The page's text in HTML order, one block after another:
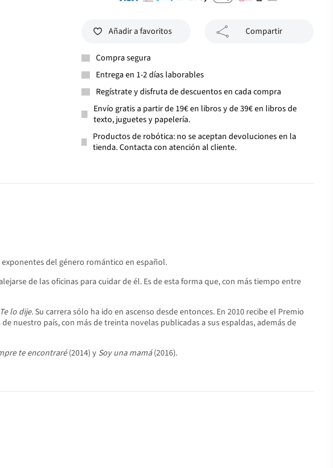
Añadir a favoritos Compartir
Compra segura
Entrega en 1-2 días laborables
Regístrate y disfruta de descuentos en cada compra
Envío gratis a partir de 19€ en libros y de 39€ en libros de
texto, juguetes y papelería.
Productos de robótica: no se aceptan devoluciones en la
tienda. Contacta con atención al cliente.
del género romántico en español.
de las oficinas para cuidar de él. Es de esta forma que, con más tiempo entre
Te lo dije.Su carrera sólo ha ido en ascenso desde entonces. En 2010 recibe el Premio
nuestro país, con más de treinta novelas publicadas a sus espaldas, además de
te encontraré(2014) y Soy una mamá(2016).